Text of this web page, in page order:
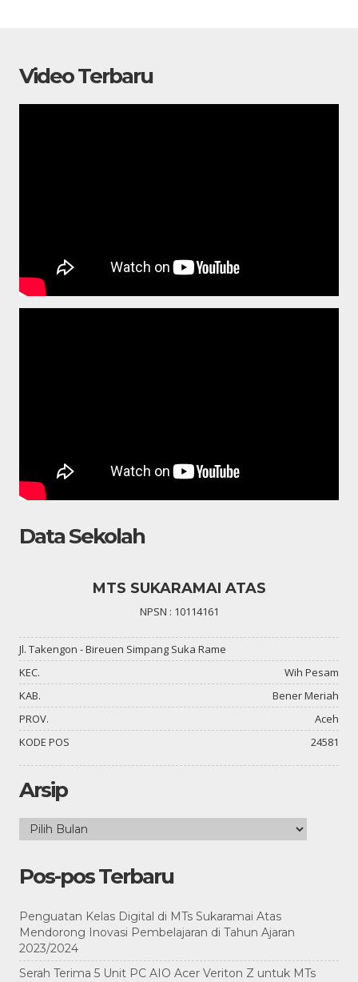
Video Terbaru
Data Sekolah
MTS SUKARAMAI ATAS
NPSN : 10114161
Jl. Takengon - Bireuen Simpang Suka Rame
KEC.
Wih Pesam
KAB.
Bener Meriah
PROV.
Aceh
KODE POS
24581
Arsip
Arsip
Pos-pos Terbaru
Penguatan Kelas Digital di MTs Sukaramai Atas
Mendorong Inovasi Pembelajaran di Tahun Ajaran
2023/2024
Serah Terima 5 Unit PC AIO Acer Veriton Z untuk MTs